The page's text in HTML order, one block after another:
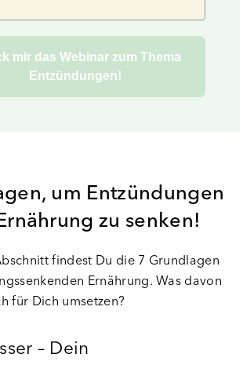
mir das Webinar zum Thema
Entzündungen!
um Entzündungen
zu senken!
findest Du die 7 Grundlagen
Ernährung. Was davon
für Dich umsetzen?
– Dein